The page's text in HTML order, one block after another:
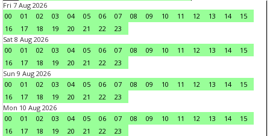
Fri 7 Aug 2026
00
01 02 03 04 05 06 07 08 09 10 11 12 13 14
15
16
17 18 19 20 21 22
23
Sat 8 Aug 2026
00
01 02 03 04 05 06 07 08 09 10 11 12 13 14
15
16
17 18 19 20 21 22
23
Sun 9 Aug 2026
00
01 02 03 04 05 06 07 08 09 10 11 12 13 14
15
16
17 18 19 20 21 22
23
Mon 10 Aug 2026
00
01 02 03 04 05 06 07 08 09 10 11 12 13 14
15
16
17 18 19 20 21 22
23